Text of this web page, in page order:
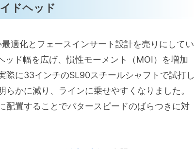
チ）・シャフト素材・ピンタイプとの違い
スチール）の特徴
ル）との違いと適合性
調整・中古でのチェックポイント）
ドヘッド
適化とフェースインサート設計を売りにしてい
ッド幅を広げ、慣性モーメント（MOI）を増加
際に33インチのSL90スチールシャフトで試打し
かに減り、ラインに乗せやすくなりました。
配置することでパタースピードのばらつきに対